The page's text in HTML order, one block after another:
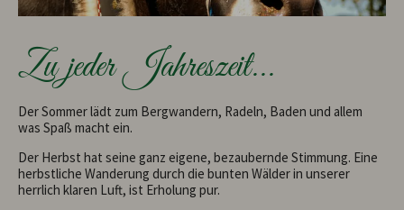
Zu jeder Jahreszeit...
Der Sommer lädt zum Bergwandern, Radeln, Baden und allem
was Spaß macht ein.
Der Herbst hat seine ganz eigene, bezaubernde Stimmung. Eine
herbstliche Wanderung durch die bunten Wälder in unserer
herrlich klaren Luft, ist Erholung pur.